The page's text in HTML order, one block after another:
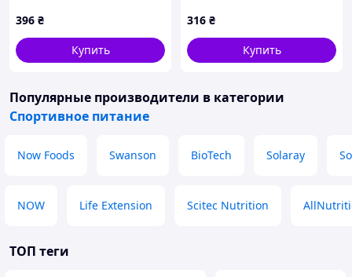
396 ₴
Купить
316 ₴
Купить
Популярные производители в категории
Спортивное питание
Now Foods Swanson BioTech Solaray
NOW Life Extension Scitec Nutrition
ТОП теги